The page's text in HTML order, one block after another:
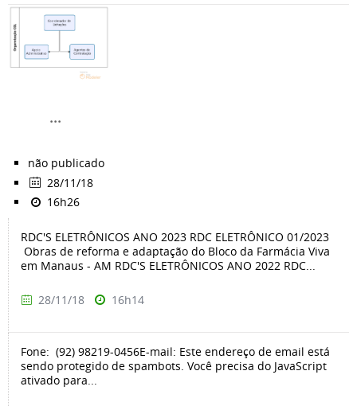
...
não publicado
28/11/18
16h26
RDC'S ELETRÔNICOS ANO 2023 RDC ELETRÔNICO 01/2023
Obras de reforma e adaptação do Bloco da Farmácia Viva
em Manaus - AM RDC'S ELETRÔNICOS ANO 2022 RDC...
28/11/18 16h14
Fone: (92) 98219-0456E-mail: Este endereço de email está
sendo protegido de spambots. Você precisa do JavaScript
ativado para...